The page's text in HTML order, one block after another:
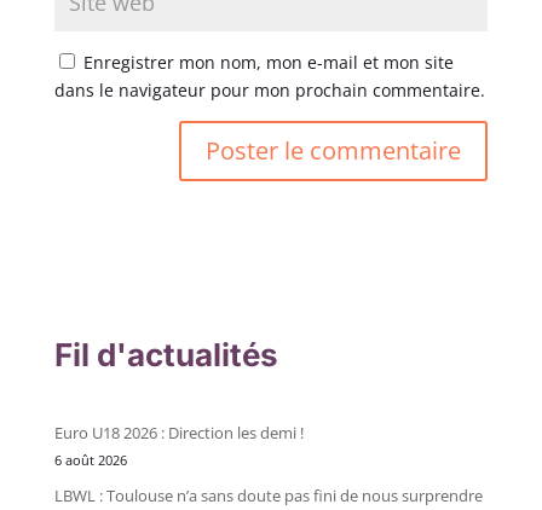
Enregistrer mon nom, mon e-mail et mon site
dans le navigateur pour mon prochain commentaire.
Fil d'actualités
Euro U18 2026 : Direction les demi !
6 août 2026
LBWL : Toulouse n’a sans doute pas fini de nous surprendre